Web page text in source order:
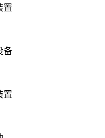
置
备
置